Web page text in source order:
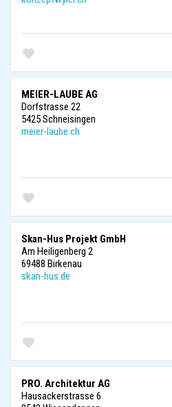
MEIER-LAUBE AG
Dorfstrasse 22
5425 Schneisingen
meier-laube.ch
Skan-Hus Projekt GmbH
Am Heiligenberg 2
69488 Birkenau
skan-hus.de
PRO. Architektur AG
Hausackerstrasse 6